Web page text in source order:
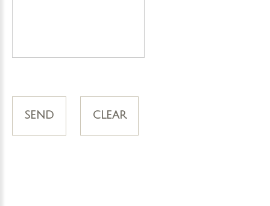
send clear